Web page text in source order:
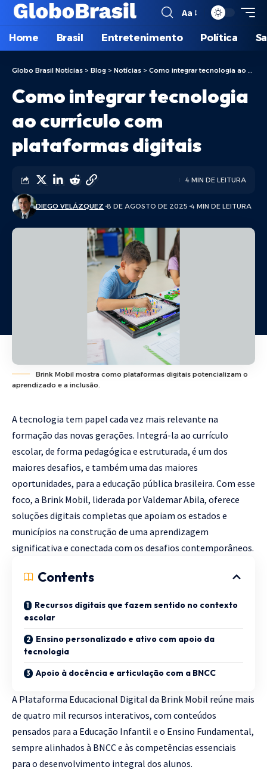
Aa
Home Brasil Entretenimento Política
Globo Brasil Notícias > Blog > Notícias > Como integrar tecnologia ao currículo com plataformas digitais
Como integrar tecnologia
ao currículo com
plataformas digitais
DIEGO VELÁZQUEZ 8 DE AGOSTO DE 2025 4 MIN DE LEITURA
4 MIN DE LEITURA
Brink Mobil mostra como plataformas digitais potencializam o
aprendizado e a inclusão.
A tecnologia tem papel cada vez mais relevante na
formação das novas gerações. Integrá-la ao currículo
escolar, de forma pedagógica e estruturada, é um dos
maiores desafios, e também uma das maiores
oportunidades, para a educação pública brasileira. Com esse
foco, a Brink Mobil, liderada por Valdemar Abila, oferece
soluções digitais completas que apoiam os estados e
municípios na construção de uma aprendizagem
significativa e conectada com os desafios contemporâneos.
Contents
Recursos digitais que fazem sentido no contexto
escolar
Ensino personalizado e ativo com apoio da
tecnologia
Apoio à docência e articulação com a BNCC
A Plataforma Educacional Digital da Brink Mobil reúne mais
de quatro mil recursos interativos, com conteúdos
pensados para a Educação Infantil e o Ensino Fundamental,
sempre alinhados à BNCC e às competências essenciais
para o desenvolvimento integral dos alunos.